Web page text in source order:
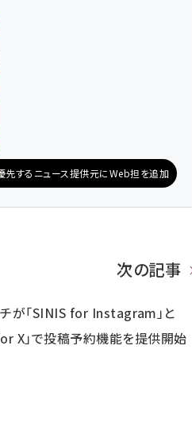
ェアする
ストする
で送る
先するニュース提供元にWeb担を追加
次の記事
が「SINIS for Instagram」と
X」で投稿予約機能を提供開始